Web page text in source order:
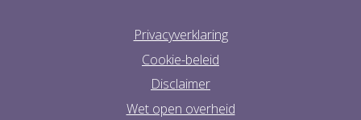
Privacyverklaring
Cookie-beleid
Disclaimer
Wet open overheid